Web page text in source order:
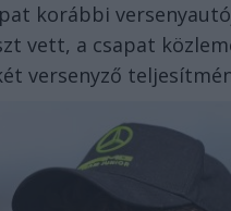
korábbi
vett, a csapat
versenyző